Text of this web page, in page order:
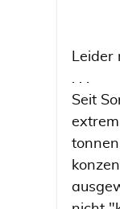
Leider
. . .
Seit